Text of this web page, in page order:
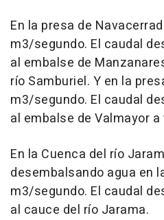
En la presa de
m3/segundo. El caudal
al embalse de
río Samburiel. Y en la
m3/segundo. El caudal
al embalse de Valmayor
En la Cuenca del río
desembalsando agua en
m3/segundo. El caudal
al cauce del río Jarama.